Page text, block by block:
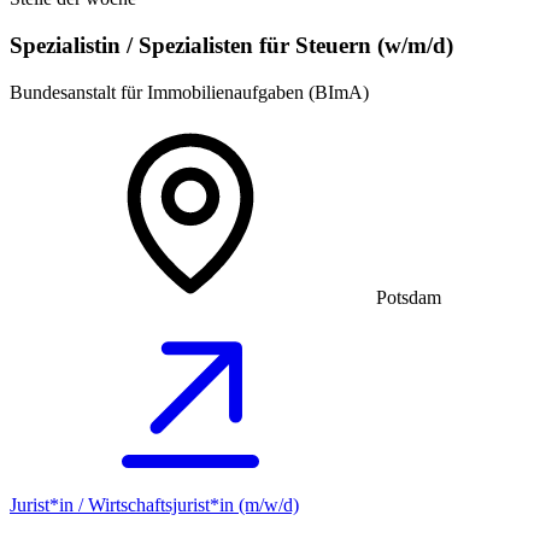
Spezialistin / Spezialisten für Steuern (w/m/d)
Bundesanstalt für Immobilienaufgaben (BImA)
Potsdam
Jurist*in / Wirtschafts­jurist*in (m/w/d)